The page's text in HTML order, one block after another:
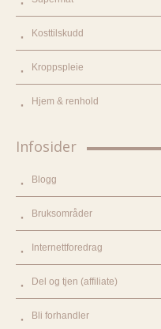
Kosttilskudd
Kroppspleie
Hjem & renhold
Infosider
Blogg
Bruksområder
Internettforedrag
Del og tjen (affiliate)
Bli forhandler